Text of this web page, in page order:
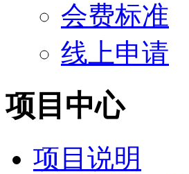
会费标准
线上申请
项目中心
项目说明